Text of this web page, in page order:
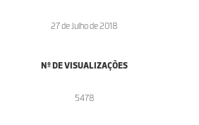
27 de Julho de 2018
Nº DE VISUALIZAÇÕES
5478